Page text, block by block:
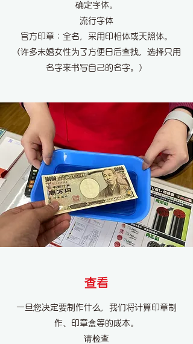
确定字体。
流行字体
官方印章：全名，采用印相体或天照体。
（许多未婚女性为了方便日后查找，选择只用
名字来书写自己的名字。）
查看
一旦您决定要制作什么，我们将计算印章制
作、印章盒等的成本。
请检查